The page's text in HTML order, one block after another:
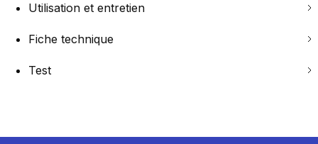
Utilisation et entretien
Fiche technique
Test